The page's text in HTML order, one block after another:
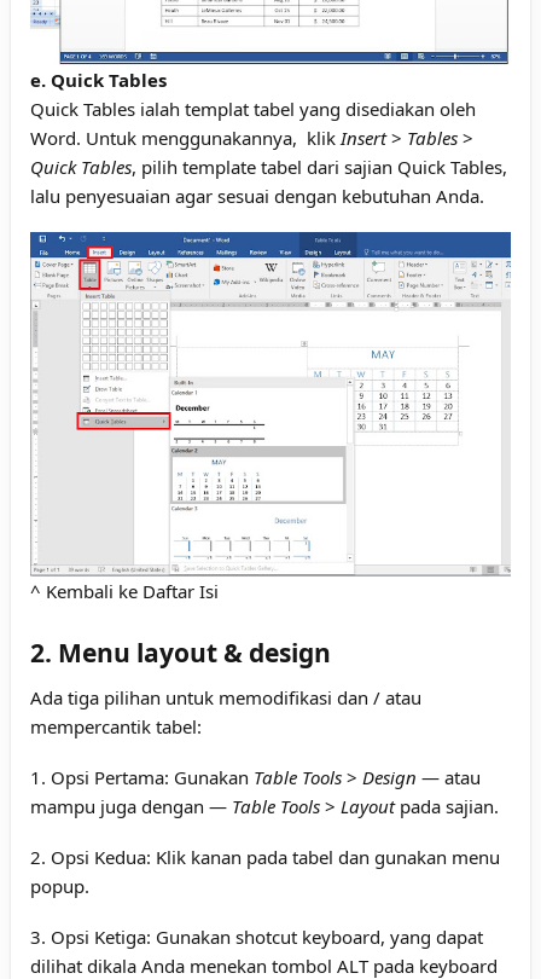
e. Quick Tables
Quick Tables ialah templat tabel yang disediakan oleh
Word. Untuk menggunakannya, klikInsert> Tables >
Quick Tables, pilih template tabel dari sajian Quick Tables,
lalu penyesuaian agar sesuai dengan kebutuhan Anda.
^ Kembali ke Daftar Isi
2. Menu layout & design
Ada tiga pilihan untuk memodifikasi dan / atau
mempercantik tabel:
1. Opsi Pertama: Gunakan Table Tools > Design — atau
mampu juga dengan — Table Tools > Layoutpada sajian.
2. Opsi Kedua: Klik kanan pada tabel dan gunakan menu
popup.
3. Opsi Ketiga: Gunakan shotcut keyboard, yang dapat
dilihat dikala Anda menekan tombol ALT pada keyboard